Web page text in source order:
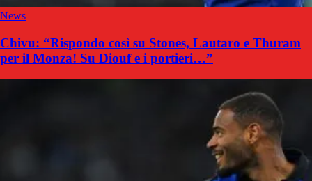
News
Chivu: “Rispondo così su Stones, Lautaro e Thuram
per il Monza! Su Diouf e i portieri…”